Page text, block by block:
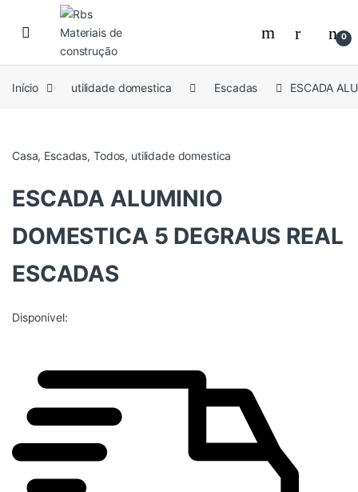
Skip to navigation
Skip to content
0
Início utilidade domestica Escadas ESCADA
Casa, Escadas, Todos, utilidade domestica
ESCADA ALUMINIO
DOMESTICA 5 DEGRAUS REAL
ESCADAS
Disponivel: